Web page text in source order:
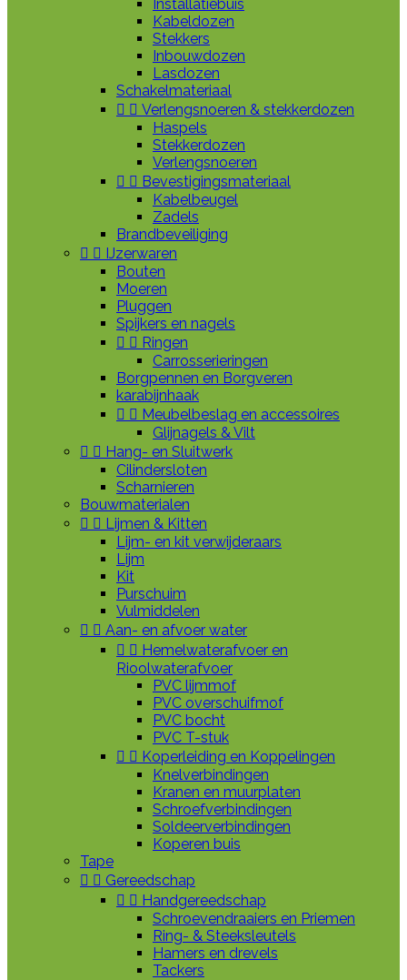
Installatiebuis
Kabeldozen
Stekkers
Inbouwdozen
Lasdozen
Schakelmateriaal
  Verlengsnoeren & stekkerdozen
Haspels
Stekkerdozen
Verlengsnoeren
  Bevestigingsmateriaal
Kabelbeugel
Zadels
Brandbeveiliging
  IJzerwaren
Bouten
Moeren
Pluggen
Spijkers en nagels
  Ringen
Carrosserieringen
Borgpennen en Borgveren
karabijnhaak
  Meubelbeslag en accessoires
Glijnagels & Vilt
  Hang- en Sluitwerk
Cilindersloten
Scharnieren
Bouwmaterialen
  Lijmen & Kitten
Lijm- en kit verwijderaars
Lijm
Kit
Purschuim
Vulmiddelen
  Aan- en afvoer water
  Hemelwaterafvoer en
Rioolwaterafvoer
PVC lijmmof
PVC overschuifmof
PVC bocht
PVC T-stuk
  Koperleiding en Koppelingen
Knelverbindingen
Kranen en muurplaten
Schroefverbindingen
Soldeerverbindingen
Koperen buis
Tape
  Gereedschap
  Handgereedschap
Schroevendraaiers en Priemen
Ring- & Steeksleutels
Hamers en drevels
Tackers